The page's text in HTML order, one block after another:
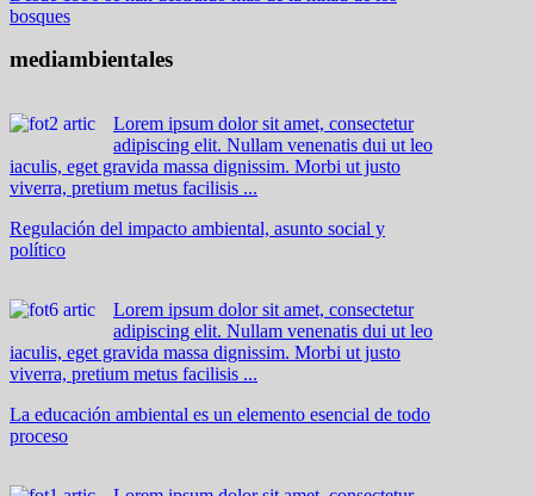
bosques
mediambientales
Lorem ipsum dolor sit amet, consectetur
adipiscing elit. Nullam venenatis dui ut leo
iaculis, eget gravida massa dignissim. Morbi ut justo
viverra, pretium metus facilisis ...
Regulación del impacto ambiental, asunto social y
político
Lorem ipsum dolor sit amet, consectetur
adipiscing elit. Nullam venenatis dui ut leo
iaculis, eget gravida massa dignissim. Morbi ut justo
viverra, pretium metus facilisis ...
La educación ambiental es un elemento esencial de todo
proceso